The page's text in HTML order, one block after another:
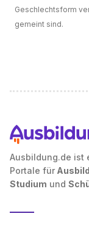
Geschlechtsform
gemeint sind.
Ausbildung.de ist
Portale für
Studium und